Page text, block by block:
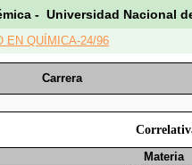
- Universidad Nacional
EN QUÍMICA-24/96
Carrera
Materia